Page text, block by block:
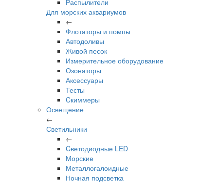
Распылители
Для морских аквариумов
←
Флотаторы и помпы
Автодоливы
Живой песок
Измерительное оборудование
Озонаторы
Аксессуары
Тесты
Cкиммеры
Освещение
←
Светильники
←
Cветодиодные LED
Морские
Металлогалоидные
Ночная подсветка